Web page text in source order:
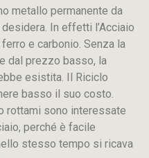
metallo permanente da
In effetti l’Acciaio
e carbonio. Senza la
dal prezzo basso, la
esistita. Il Riciclo
basso il suo costo.
rottami sono interessate
perché è facile
stesso tempo si ricava